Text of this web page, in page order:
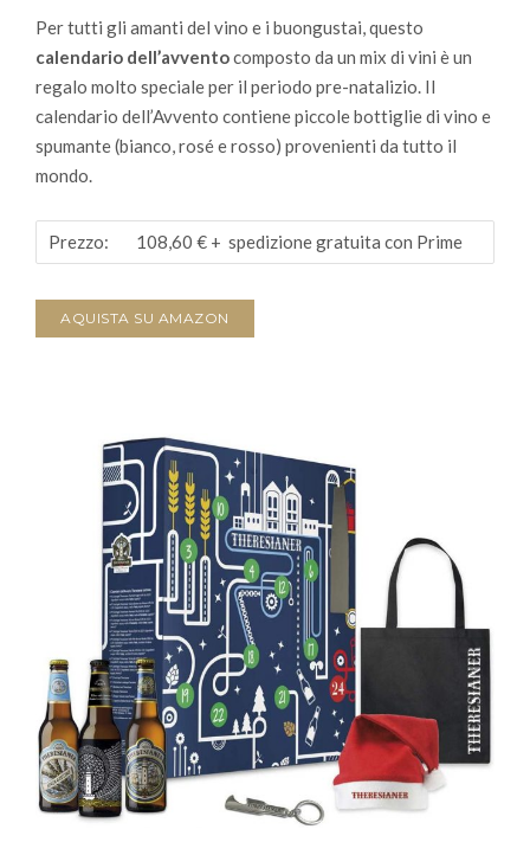
Per tutti gli amanti del vino e i buongustai, questo
calendario dell’avventocomposto da un mix di vini è un
regalo molto speciale per il periodo pre-natalizio. Il
calendario dell’Avvento contiene piccole bottiglie di vino e
spumante (bianco, rosé e rosso) provenienti da tutto il
mondo.
Prezzo: 108,60 € + spedizione gratuita con Prime
AQUISTA SU AMAZON